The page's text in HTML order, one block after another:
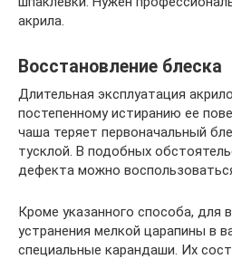
акрила.
Восстановление блеска
Длительная эксплуатация
постепенному истиранию ее
чаша теряет первоначальный
тусклой. В подобных
дефекта можно
Кроме указанного способа, для
устранения мелкой царапины в
специальные карандаши. Их